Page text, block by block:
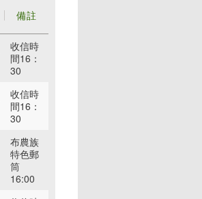
備註
收信時
間16：
30
收信時
間16：
30
布農族
特色郵
筒
16:00